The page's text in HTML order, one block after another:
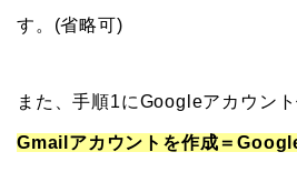
す。(省略可)
また、手順1にGoogleアカウン
Gmailアカウントを作成＝